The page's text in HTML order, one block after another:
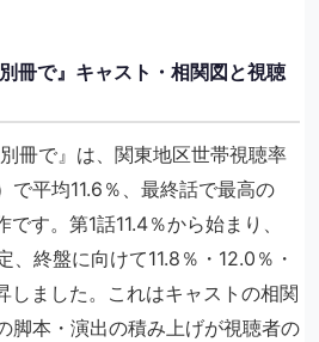
冊で』キャスト・相関図と視聴
冊で』は、関東地区世帯視聴率
で平均11.6％、最終話で最高の
す。第1話11.4％から始まり、
、終盤に向けて11.8％・12.0％・
しました。これはキャストの相関
脚本・演出の積み上げが視聴者の